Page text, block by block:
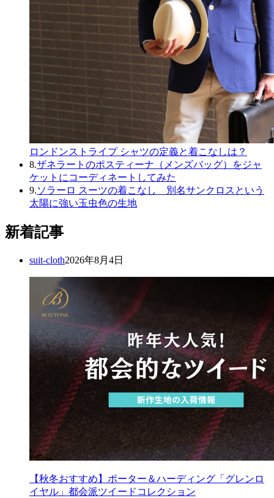
ロンドンストライプ シャツの定義と着こなしは？
8.ザネラートのポスティーナ（メンズバッグ）をジャ
ケットにコーディネートしてみた
9.ソラーロ スーツの着こなし 別名サンクロスという
太陽に強い玉虫色の生地
新着記事
suit-cloth2026年8月4日
【秋冬おすすめ】ポーター＆ハーディング「グレンロ
イヤル」都会派ツイードコレクション